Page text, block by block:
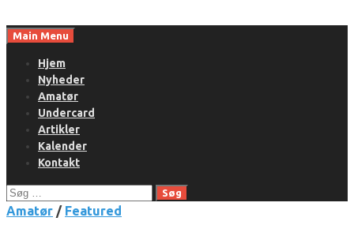
toMain Menu
Hjem
Nyheder
Amatør
Undercard
Artikler
Kalender
Kontakt
Søg
efter:
Amatør / Featured